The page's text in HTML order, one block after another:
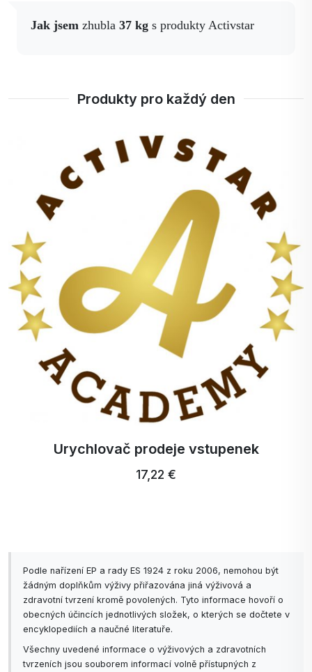
Jak jsem zhubla 37 kg s produkty Activstar
Produkty pro každý den
Urychlovač prodeje vstupenek
17,22 €
Podle nařízení EP a rady ES 1924 z roku 2006, nemohou být
žádným doplňkům výživy přiřazována jiná výživová a
zdravotní tvrzení kromě povolených. Tyto informace hovoří o
obecných účincích jednotlivých složek, o kterých se dočtete v
encyklopediích a naučné literatuře.
Všechny uvedené informace o výživových a zdravotních
tvrzeních jsou souborem informací volně přístupných z